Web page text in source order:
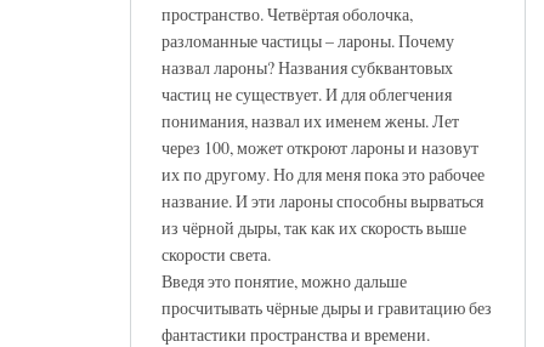
пространство. Четвёртая оболочка,
разломанные частицы – лароны. Почему
назвал лароны? Названия субквантовых
частиц не существует. И для облегчения
понимания, назвал их именем жены. Лет
через 100, может откроют лароны и назовут
их по другому. Но для меня пока это рабочее
название. И эти лароны способны вырваться
из чёрной дыры, так как их скорость выше
скорости света.
Введя это понятие, можно дальше
просчитывать чёрные дыры и гравитацию без
фантастики пространства и времени.